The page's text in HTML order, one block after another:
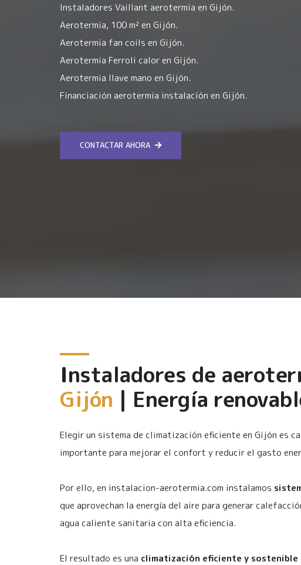
Instaladores Vaillant aerotermia en Gijón.
Aerotermia, 100 m² en Gijón.
Aerotermia fan coils en Gijón.
Aerotermia Ferroli calor en Gijón.
Aerotermia llave mano en Gijón.
Financiación aerotermia instalación en Gijón.
CONTACTAR AHORA
Instaladores de
Gijón | Energía
Elegir un sistema de climatización eficiente en Gijón es
importante para mejorar el confort y reducir el gasto
Por ello, en instalacion-aerotermia.com instalamos
que aprovechan la energía del aire para generar
agua caliente sanitaria con alta eficiencia.
El resultado es una climatización eficiente y sostenible